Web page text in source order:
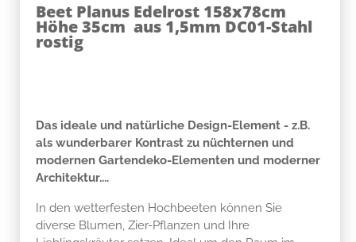
Beet Planus Edelrost 158x78cm
Höhe 35cm aus 1,5mm DC01-Stahl
rostig
Das ideale und natürliche Design-Element - z.B.
als wunderbarer Kontrast zu nüchternen und
modernen Gartendeko-Elementen und moderner
Architektur....
In den wetterfesten Hochbeeten können Sie
diverse Blumen, Zier-Pflanzen und Ihre